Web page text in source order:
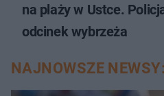
na plaży w Ustce.
odcinek wybrzeża
NAJNOWSZE NEWSY: